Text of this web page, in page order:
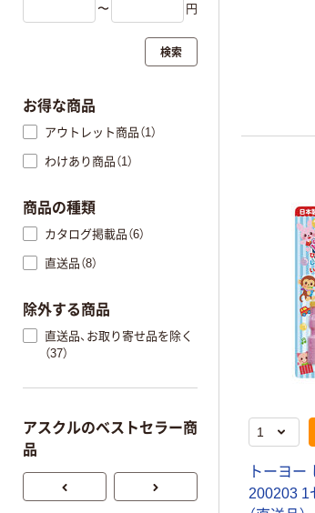
トーヨー
200203 1
〜 円
検索
お得な商品
アウトレット商品（1）
わけあり商品（1）
商品の種類
カタログ掲載品（6）
直送品（8）
除外する商品
直送品、お取り寄せ品を除く
（37）
アスクルのベストセラー商
品